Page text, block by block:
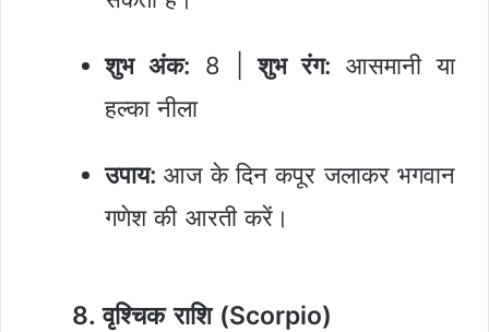
शुभ अंक: 8 |शुभ रंग: आसमानी या
हल्का नीला
उपाय: आज के दिन कपूर जलाकर भगवान
गणेश की आरती करें।
8. वृश्चिक राशि (Scorpio)